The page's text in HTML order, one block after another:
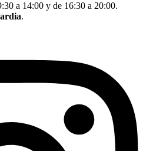
a 14:00 y de 16:30 a 20:00.
.